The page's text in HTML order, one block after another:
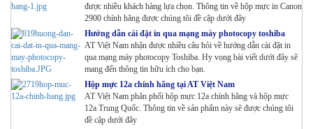
được nhiều khách hàng lựa chọn. Thông tin về hộp mực in Canon
2900 chính hãng được chúng tôi đề cập dưới đây
Hướng dẫn cài đặt in qua mạng máy photocopy toshiba
AT Việt Nam nhận được nhiều câu hỏi về hướng dẫn cài đặt in
qua mạng máy photocopy Toshiba. Hy vọng bài viết dưới đây sẽ
mang đến thông tin hữu ích cho bạn.
Hộp mực 12a chính hãng tại AT Việt Nam
AT Việt Nam phân phối hộp mực 12a chính hãng và hộp mực
12a Trung Quốc. Thông tin về sản phẩm này sẽ được chúng tôi
đề cập dưới đây